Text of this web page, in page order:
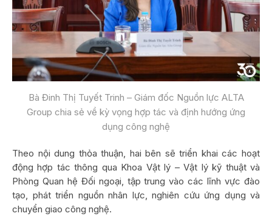
Bà Đinh Thị Tuyết Trinh – Giám đốc Nguồn lực ALTA
Group chia sẻ về kỳ vọng hợp tác và định hướng ứng
dụng công nghệ
Theo nội dung thỏa thuận, hai bên sẽ triển khai các hoạt
động hợp tác thông qua Khoa Vật lý – Vật lý kỹ thuật và
Phòng Quan hệ Đối ngoại, tập trung vào các lĩnh vực đào
tạo, phát triển nguồn nhân lực, nghiên cứu ứng dụng và
chuyển giao công nghệ.